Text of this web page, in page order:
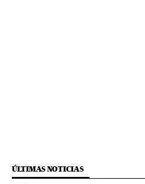
ÚLTIMAS NOTICIAS